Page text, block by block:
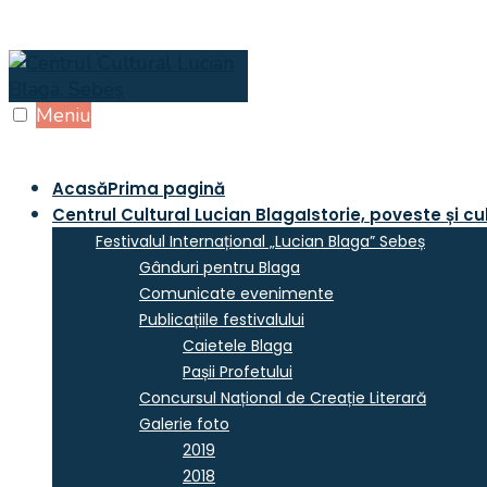
Skip
content
Meniu
AcasăPrima pagină
Centrul Cultural Lucian BlagaIstorie, poveste și
Festivalul Internațional „Lucian Blaga” Sebeș
Gânduri pentru Blaga
Comunicate evenimente
Publicațiile festivalului
Caietele Blaga
Pașii Profetului
Concursul Național de Creație Literară
Galerie foto
2019
2018